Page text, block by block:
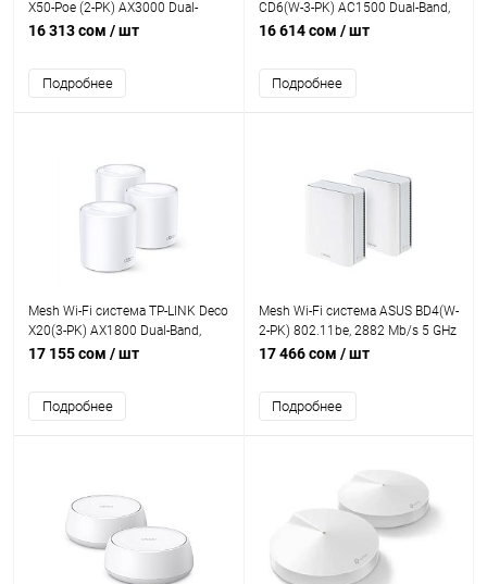
X50-Poe (2-PK) AX3000 Dual-
Band, 2402Mb/s 5GHz+574Mb/s
antenna,Parental Control
16 313 сом / шт
Подробнее
CD6(W-3-PK) AC1500 Dual-Band,
867Mb/s 5GHz+600Mb/s 2.4GHz,
ASUS Router APP, AIProtection
16 614 сом / шт
Подробнее
Mesh Wi-Fi система TP-LINK Deco
X20(3-PK) AX1800 Dual-Band,
1201Mb/s 5GHz+574Mb/s
antennas,MU-MIMO, Parental
Control
17 155 сом / шт
Подробнее
Mesh Wi-Fi система ASUS BD4(W-
2-PK) 802.11be, 2882 Mb/s 5 GHz
+ 688 Mb/s 2.4 GHz, 2×2 MIMO,
антенны, Quad-Core 1.5
17 466 сом / шт
Подробнее